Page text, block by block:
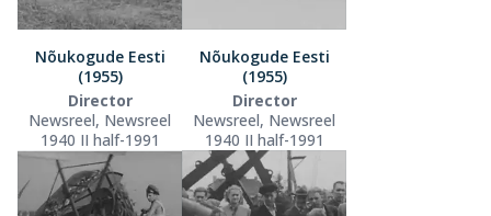
Nõukogude Eesti
(1955)
Director
Newsreel, Newsreel
1940 II half-1991
Nõukogude Eesti
(1955)
Director
Newsreel, Newsreel
1940 II half-1991